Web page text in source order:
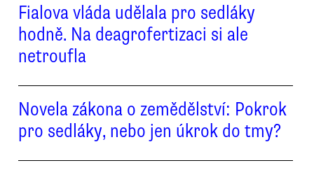
Fialova vláda udělala pro sedláky
hodně. Na deagrofertizaci si ale
netroufla
Novela zákona o zemědělství: Pokrok
pro sedláky, nebo jen úkrok do tmy?